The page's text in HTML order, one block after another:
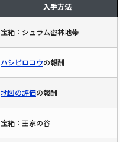
入手方法
宝箱：シュラム密林地帯
ハシビロコウの報酬
地図の評価の報酬
宝箱：王家の谷